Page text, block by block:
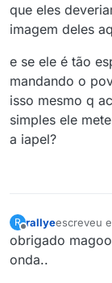
que eles
imagem deles
e se ele é tão
mandando o
isso mesmo q
simples ele
a iapel?
R
Offline
rallyeescreveu
última
obrigado
onda..